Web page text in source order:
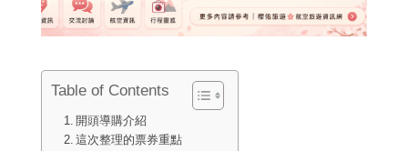
Table of Contents
開頭導購介紹
這次整理的票券重點